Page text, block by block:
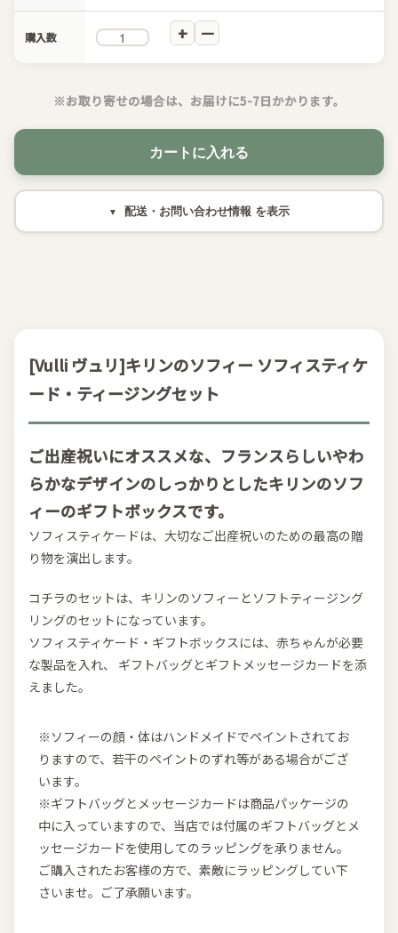
購入数
※お取り寄せの場合は、お届けに5-7日かかります。
カートに入れる
配送・お問い合わせ情報
[Vulli ヴュリ]キリンのソフィー ソフィスティケ
ード・ティージングセット
ご出産祝いにオススメな、フランスらしいやわ
らかなデザインのしっかりとしたキリンのソフ
ィーのギフトボックスです。
ソフィスティケードは、大切なご出産祝いのための最高の贈
り物を演出します。
コチラのセットは、キリンのソフィーとソフトティージング
リングのセットになっています。
ソフィスティケード・ギフトボックスには、赤ちゃんが必要
な製品を入れ、 ギフトバッグとギフトメッセージカードを添
えました。
※ソフィーの顔・体はハンドメイドでペイントされてお
りますので、若干のペイントのずれ等がある場合がござ
います。
※ギフトバッグとメッセージカードは商品パッケージの
中に入っていますので、当店では付属のギフトバッグとメ
ッセージカードを使用してのラッピングを承りません。
ご購入されたお客様の方で、素敵にラッピングしてい下
さいませ。ご了承願います。